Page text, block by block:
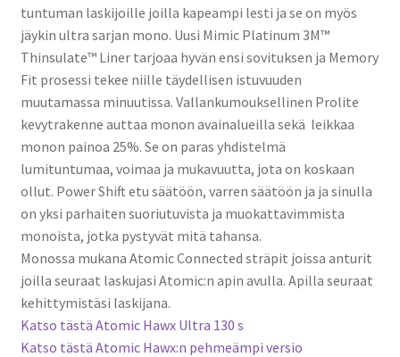
tuntuman laskijoille joilla kapeampi lesti ja se on myös
jäykin ultra sarjan mono. Uusi Mimic Platinum 3M™
Thinsulate™ Liner tarjoaa hyvän ensi sovituksen ja Memory
Fit prosessi tekee niille täydellisen istuvuuden
muutamassa minuutissa. Vallankumouksellinen Prolite
kevytrakenne auttaa monon avainalueilla sekä leikkaa
monon painoa 25%. Se on paras yhdistelmä
lumituntumaa, voimaa ja mukavuutta, jota on koskaan
ollut. Power Shift etu säätöön, varren säätöön ja ja sinulla
on yksi parhaiten suoriutuvista ja muokattavimmista
monoista, jotka pystyvät mitä tahansa.
Monossa mukana Atomic Connected sträpit joissa anturit
joilla seuraat laskujasi Atomic:n apin avulla. Apilla seuraat
kehittymistäsi laskijana.
Katso tästä Atomic Hawx Ultra 130 s
Katso tästä Atomic Hawx:n pehmeämpi versio